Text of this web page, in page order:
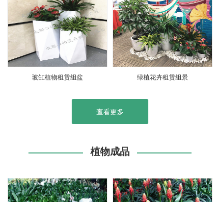
玻缸植物租赁组盆 绿植花卉租赁组景
查看更多
植物成品